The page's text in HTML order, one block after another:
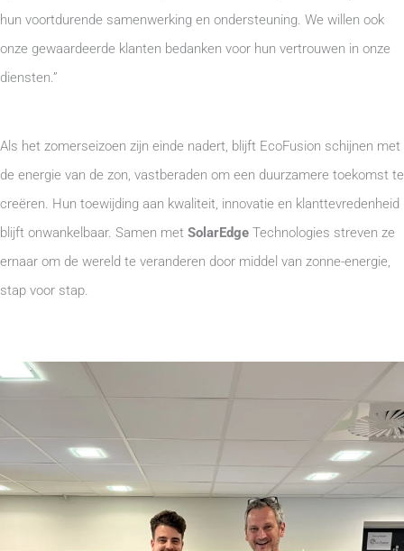
hun voortdurende samenwerking en ondersteuning. We willen ook
onze gewaardeerde klanten bedanken voor hun vertrouwen in onze
diensten.”
Als het zomerseizoen zijn einde nadert, blijft EcoFusion schijnen met
de energie van de zon, vastberaden om een duurzamere toekomst te
creëren. Hun toewijding aan kwaliteit, innovatie en klanttevredenheid
blijft onwankelbaar. Samen met SolarEdge Technologies streven ze
ernaar om de wereld te veranderen door middel van zonne-energie,
stap voor stap.